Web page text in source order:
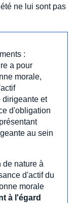
ne lui sont pas
:
a pour
morale,
dirigeante et
d'obligation
au sein
de nature à
d'actif du
morale
à l'égard